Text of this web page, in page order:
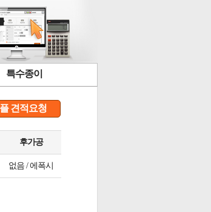
특수종이
견적요청
후가공
없음 / 에폭시